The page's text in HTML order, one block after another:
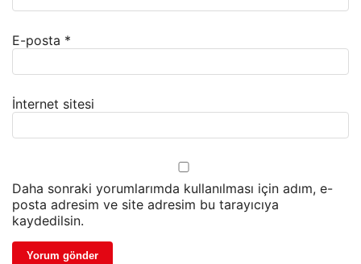
E-posta *
İnternet sitesi
Daha sonraki yorumlarımda kullanılması için adım, e-
posta adresim ve site adresim bu tarayıcıya
kaydedilsin.